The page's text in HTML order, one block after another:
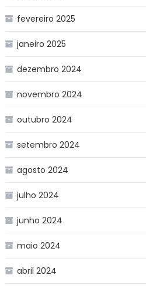
fevereiro 2025
janeiro 2025
dezembro 2024
novembro 2024
outubro 2024
setembro 2024
agosto 2024
julho 2024
junho 2024
maio 2024
abril 2024